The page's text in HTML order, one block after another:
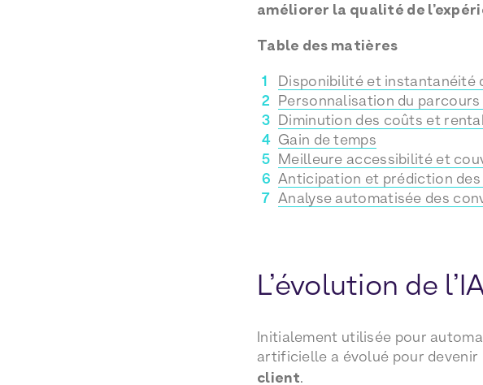
améliorer la qualité de
Table des matières
Disponibilité et instantanéité
Personnalisation du
Diminution des coûts et
Gain de temps
Meilleure accessibilité et
Anticipation et prédiction
Analyse automatisée des
L’évolution de
Initialement utilisée pour
artificielle a évolué pour
client.